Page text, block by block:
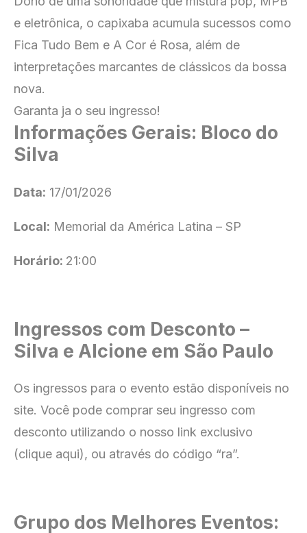
e eletrônica, o capixaba acumula sucessos como
Fica Tudo Bem e A Cor é Rosa, além de
interpretações marcantes de clássicos da bossa
nova.
Garanta ja o seu ingresso!
Informações Gerais: Bloco do
Silva
Data: 17/01/2026
Local: Memorial da América Latina – SP
Horário: 21:00
Ingressos com Desconto –
Silva e Alcione em São Paulo
Os ingressos para o evento estão disponíveis no
site. Você pode comprar seu ingresso com
desconto utilizando o nosso link exclusivo
(clique aqui), ou através do código “ra”.
Grupo dos Melhores Eventos: